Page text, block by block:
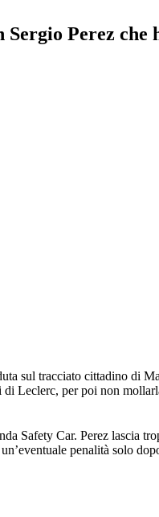
Perez che
sul tracciato cittadino di
di Leclerc, per poi non
Safety Car. Perez lascia
penalità solo